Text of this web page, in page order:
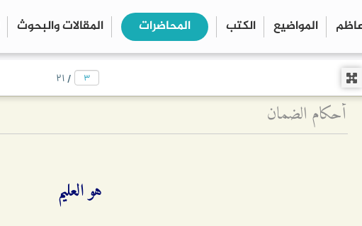
المواضیع الكتب المحاضرات المقالات والبحوث
search
close
/ ۲۱
أحكام الضمان
هو العليم